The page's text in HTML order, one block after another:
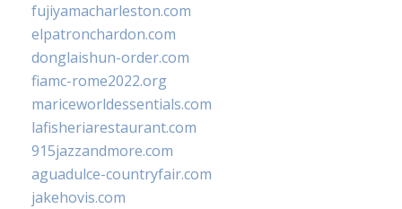
fujiyamacharleston.com
elpatronchardon.com
donglaishun-order.com
fiamc-rome2022.org
mariceworldessentials.com
lafisheriarestaurant.com
915jazzandmore.com
aguadulce-countryfair.com
jakehovis.com